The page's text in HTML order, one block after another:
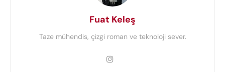
Fuat Keleş
Taze mühendis, çizgi roman ve teknoloji sever.